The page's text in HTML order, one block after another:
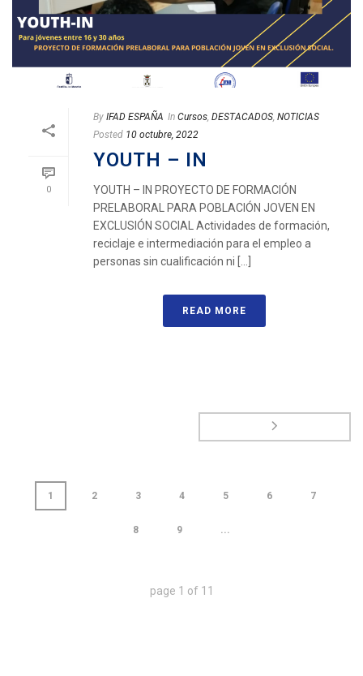
0
By IFAD ESPAÑA In Cursos, DESTACADOS, NOTICIAS
Posted 10 octubre, 2022
YOUTH – IN
YOUTH – IN PROYECTO DE FORMACIÓN
PRELABORAL PARA POBLACIÓN JOVEN EN
EXCLUSIÓN SOCIAL Actividades de formación,
reciclaje e intermediación para el empleo a
personas sin cualificación ni [...]
READ MORE
1 2 3 4 5 6 7
8 9 ...
page 1 of 11